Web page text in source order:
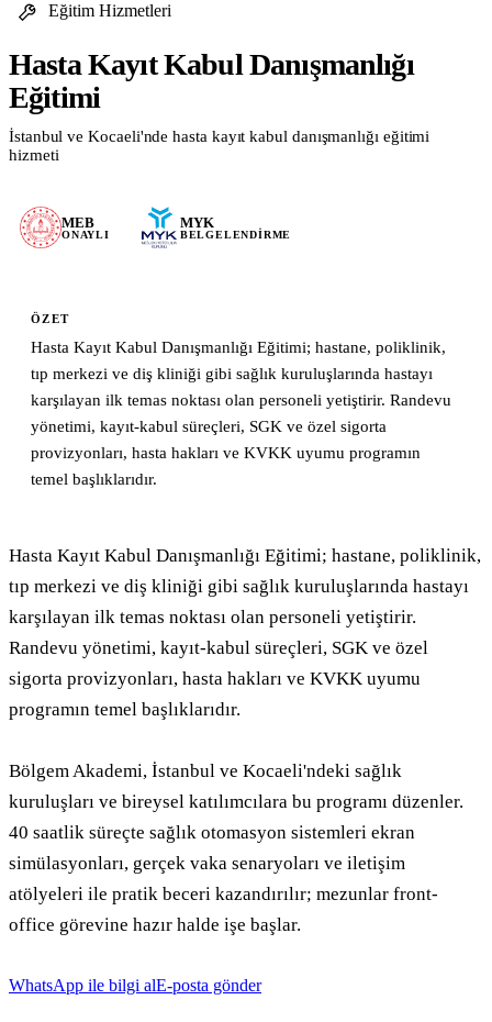
Sağlık Hizmetleri
Blog & Kaynaklar
Eğitim İpuçları
Hakkımızda
İletişim
WhatsAppMail Gönder
Eğitim Hizmetleri
Hasta Kayıt Kabul Danışmanlığı
Eğitimi
İstanbul ve Kocaeli'nde hasta kayıt kabul danışmanlığı eğitimi
hizmeti
MEB
ONAYLI
MYK
BELGELENDIRME
ÖZET
Hasta Kayıt Kabul Danışmanlığı Eğitimi; hastane, poliklinik,
tıp merkezi ve diş kliniği gibi sağlık kuruluşlarında hastayı
karşılayan ilk temas noktası olan personeli yetiştirir. Randevu
yönetimi, kayıt-kabul süreçleri, SGK ve özel sigorta
provizyonları, hasta hakları ve KVKK uyumu programın
temel başlıklarıdır.
Hasta Kayıt Kabul Danışmanlığı Eğitimi; hastane, poliklinik,
tıp merkezi ve diş kliniği gibi sağlık kuruluşlarında hastayı
karşılayan ilk temas noktası olan personeli yetiştirir.
Randevu yönetimi, kayıt-kabul süreçleri, SGK ve özel
sigorta provizyonları, hasta hakları ve KVKK uyumu
programın temel başlıklarıdır.
Bölgem Akademi, İstanbul ve Kocaeli'ndeki sağlık
kuruluşları ve bireysel katılımcılara bu programı düzenler.
40 saatlik süreçte sağlık otomasyon sistemleri ekran
simülasyonları, gerçek vaka senaryoları ve iletişim
atölyeleri ile pratik beceri kazandırılır; mezunlar front-
office görevine hazır halde işe başlar.
WhatsApp ile bilgi alE-posta gönder